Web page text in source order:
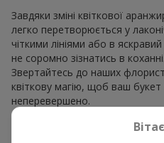
Завдяки зміні квіткової
легко перетворюється у
чіткими лініями або в
не соромно зізнатись в
Звертайтесь до наших
квіткову магію, щоб ваш
неперевершено.
Види букетів